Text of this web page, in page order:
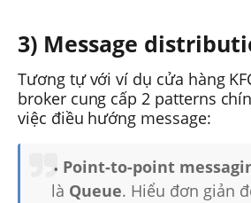
3) Message
Tương tự với ví dụ cửa hàng
broker cung cấp 2 patterns
việc điều hướng message:
Point-to-point
là Queue. Hiểu đơn giản